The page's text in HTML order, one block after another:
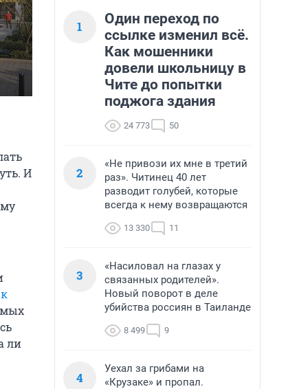
И
к
ли
1
Один переход по
ссылке изменил всё.
Как мошенники
довели школьницу в
Чите до попытки
поджога здания
24 773 50
2
«Не привози их мне в третий
раз». Читинец 40 лет
разводит голубей, которые
всегда к нему возвращаются
13 330 11
3
«Насиловал на глазах у
связанных родителей».
Новый поворот в деле
убийства россиян в Таиланде
8 499 9
4
Уехал за грибами на
«Крузаке» и пропал.